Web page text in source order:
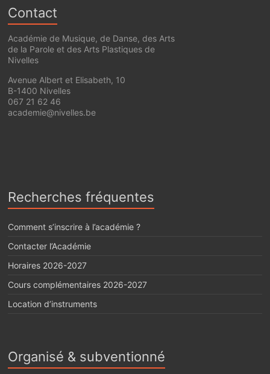
Contact
Académie de Musique, de Danse, des Arts
de la Parole et des Arts Plastiques de
Nivelles
Avenue Albert et Elisabeth, 10
B-1400 Nivelles
067 21 62 46
academie@nivelles.be
Recherches fréquentes
Comment s’inscrire à l’académie ?
Contacter l’Académie
Horaires 2026-2027
Cours complémentaires 2026-2027
Location d’instruments
Organisé & subventionné